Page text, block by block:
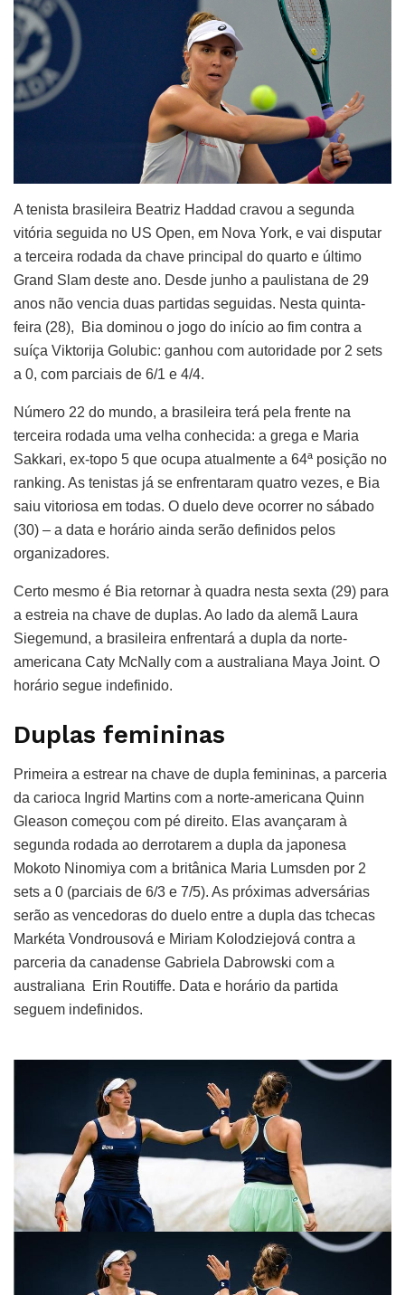
A tenista brasileira Beatriz Haddad cravou a segunda
vitória seguida no US Open, em Nova York, e vai disputar
a terceira rodada da chave principal do quarto e último
Grand Slam deste ano. Desde junho a paulistana de 29
anos não vencia duas partidas seguidas. Nesta quinta-
feira (28), Bia dominou o jogo do início ao fim contra a
suíça Viktorija Golubic: ganhou com autoridade por 2 sets
a 0, com parciais de 6/1 e 4/4.
Número 22 do mundo, a brasileira terá pela frente na
terceira rodada uma velha conhecida: a grega e Maria
Sakkari, ex-topo 5 que ocupa atualmente a 64ª posição no
ranking. As tenistas já se enfrentaram quatro vezes, e Bia
saiu vitoriosa em todas. O duelo deve ocorrer no sábado
(30) – a data e horário ainda serão definidos pelos
organizadores.
Certo mesmo é Bia retornar à quadra nesta sexta (29) para
a estreia na chave de duplas. Ao lado da alemã Laura
Siegemund, a brasileira enfrentará a dupla da norte-
americana Caty McNally com a australiana Maya Joint. O
horário segue indefinido.
Duplas femininas
Primeira a estrear na chave de dupla femininas, a parceria
da carioca Ingrid Martins com a norte-americana Quinn
Gleason começou com pé direito. Elas avançaram à
segunda rodada ao derrotarem a dupla da japonesa
Mokoto Ninomiya com a britânica Maria Lumsden por 2
sets a 0 (parciais de 6/3 e 7/5). As próximas adversárias
serão as vencedoras do duelo entre a dupla das tchecas
Markéta Vondrousová e Miriam Kolodziejová contra a
parceria da canadense Gabriela Dabrowski com a
australiana Erin Routiffe. Data e horário da partida
seguem indefinidos.